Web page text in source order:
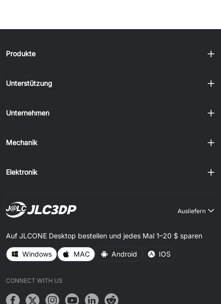
Produkte
Unterstützung
Unternehmen
Mechanik
Elektronik
Ausliefern
Auf JLCONE Desktop bestellen und jedes Mal 1–20 $ sparen
Windows MAC Android IOS
CONNECT WITH US